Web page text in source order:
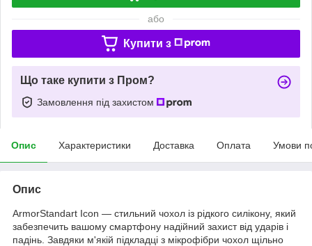
або
Купити з
Що таке купити з Пром?
Замовлення під захистом
Опис Характеристики Доставка Оплата Умови
Опис
ArmorStandart Icon — стильний чохол із рідкого силікону, який
забезпечить вашому смартфону надійний захист від ударів і
падінь. Завдяки м'якій підкладці з мікрофібри чохол щільно